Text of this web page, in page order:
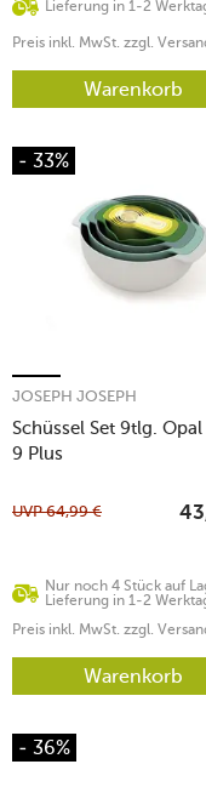
Lieferung in 1-2
Preis inkl. MwSt. zzgl.
Warenkorb
- 33%
Schüssel Set 9tlg.
9 Plus
JOSEPH JOSEPH
Nur noch 4 Stück auf
Lieferung in 1-2
UVP64,99 €
Preis inkl. MwSt. zzgl.
Warenkorb
- 36%